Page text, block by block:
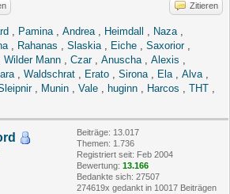
Zitieren
, Pamina, Andrea, Heimdall , Naza,
, Rahanas , Slaskia, Eiche , Saxorior,
Wilder Mann , Czar, Anuscha, Alexis ,
, Waldschrat , Erato , Sirona, Ela, Alva,
, Munin , Vale , huginn , Harcos , THT ,
Beiträge: 13.017
Themen: 1.736
Registriert seit: Feb 2004
Bewertung: 13.166
Bedankte sich: 27507
274619x gedankt in 10017 Beiträgen